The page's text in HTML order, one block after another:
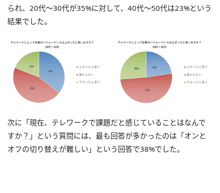
られ、20代〜30代が35%に対して、40代〜50代は23%という
結果でした。
次に「現在、テレワークで課題だと感じていることはなんで
すか？」という質問には、最も回答が多かったのは「オンと
オフの切り替えが難しい」という回答で38%でした。